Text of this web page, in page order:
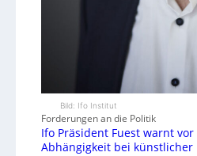
Bild: Ifo Institut
Forderungen an die Politik
Ifo Präsident Fuest warnt
Abhängigkeit bei künstlicher